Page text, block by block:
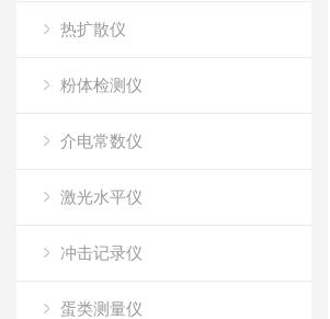
热扩散仪
粉体检测仪
介电常数仪
激光水平仪
冲击记录仪
蛋类测量仪